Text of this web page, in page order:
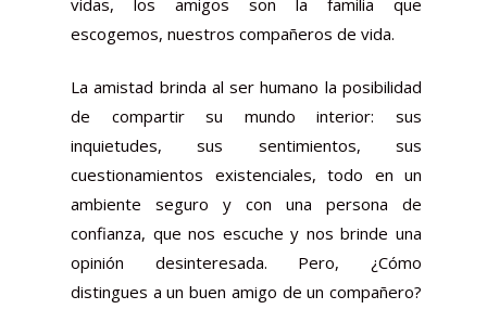
escogemos, nuestros compañeros de vida.
La amistad brinda al ser humano la posibilidad
de compartir su mundo interior: sus
inquietudes, sus sentimientos, sus
cuestionamientos existenciales, todo en un
ambiente seguro y con una persona de
confianza, que nos escuche y nos brinde una
opinión desinteresada. Pero, ¿Cómo
distingues a un buen amigo de un compañero?